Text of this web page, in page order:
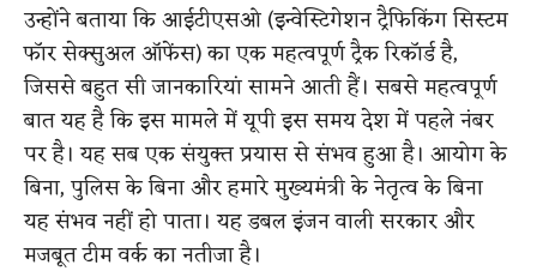
उन्होंने बताया कि आईटीएसओ (इन्वेस्टिगेशन ट्रैफिकिंग सिस्टम
फॉर सेक्सुअल ऑफेंस) का एक महत्वपूर्ण ट्रैक रिकॉर्ड है,
जिससे बहुत सी जानकारियां सामने आती हैं। सबसे महत्वपूर्ण
बात यह है कि इस मामले में यूपी इस समय देश में पहले नंबर
पर है। यह सब एक संयुक्त प्रयास से संभव हुआ है। आयोग के
बिना, पुलिस के बिना और हमारे मुख्यमंत्री के नेतृत्व के बिना
यह संभव नहीं हो पाता। यह डबल इंजन वाली सरकार और
मजबूत टीम वर्क का नतीजा है।